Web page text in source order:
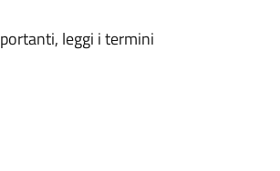
leggi i termini